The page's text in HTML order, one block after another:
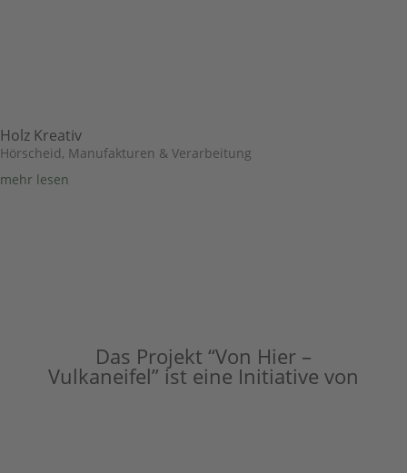
Holz Kreativ
Hörscheid, Manufakturen & Verarbeitung
mehr lesen
Das Projekt “Von Hier –
Vulkaneifel” ist eine Initiative von